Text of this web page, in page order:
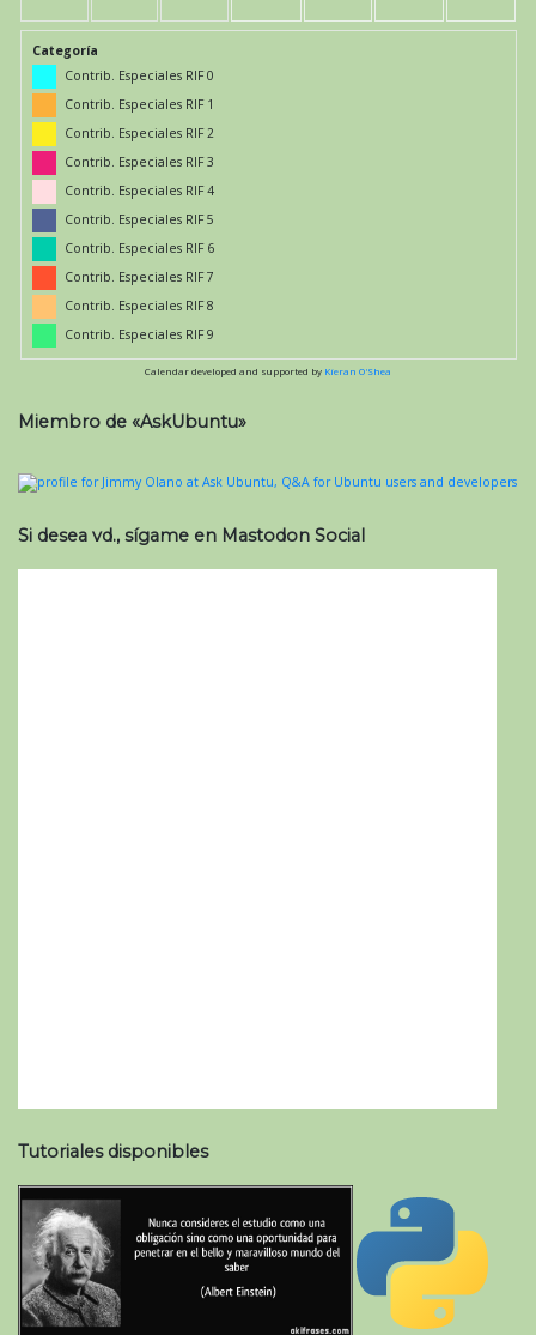
Categoría
Contrib. Especiales RIF 0
Contrib. Especiales RIF 1
Contrib. Especiales RIF 2
Contrib. Especiales RIF 3
Contrib. Especiales RIF 4
Contrib. Especiales RIF 5
Contrib. Especiales RIF 6
Contrib. Especiales RIF 7
Contrib. Especiales RIF 8
Contrib. Especiales RIF 9
Calendar developed and supported by Kieran O'Shea
Miembro de «AskUbuntu»
Si desea vd., sígame en Mastodon Social
Tutoriales disponibles